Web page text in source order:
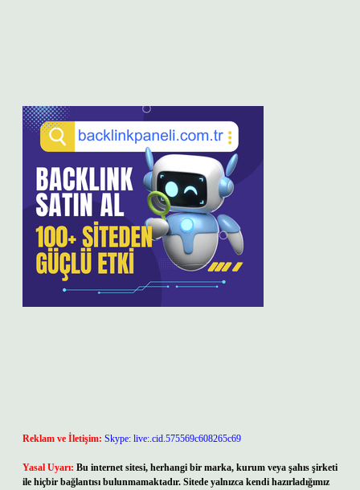
Reklam ve İletişim: Skype: live:.cid.575569c608265c69
Yasal Uyarı: Bu internet sitesi, herhangi bir marka, kurum veya şahıs şirketi
ile hiçbir bağlantısı bulunmamaktadır. Sitede yalnızca kendi hazırladığımız